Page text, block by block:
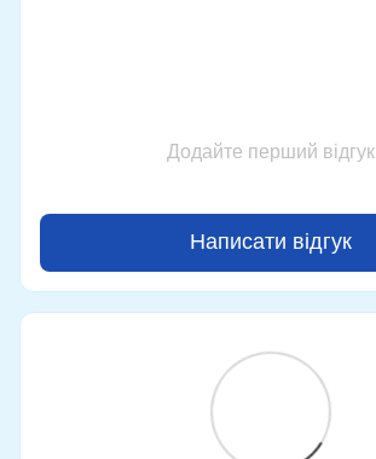
Додайте перший відгук
Написати відгук